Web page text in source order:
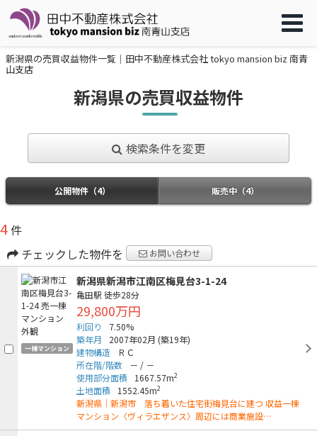
新潟県の売買収益物件一覧｜田中不動産株式会社 tokyo mansion biz 南青
山支店
新潟県の売買収益物件
検索条件を変更
公開物件（4） 販売中（4）
4件
チェックした物件を
お問い合わせ
一棟マンション
新潟県新潟市江南区梅見台3-1-24
亀田駅 徒歩28分
29,800万円
利回り
7.50%
築年月
2007年02月 (築19年)
建物構造
ＲＣ
所在階/階数
－ / －
使用部分面積
1667.57m2
土地面積 1552.45m2
新潟県｜新潟市 落ち着いた住宅街梅見台に建つ 収益一棟
マンション〈ヴィラエザンス〉周辺には商業施設…